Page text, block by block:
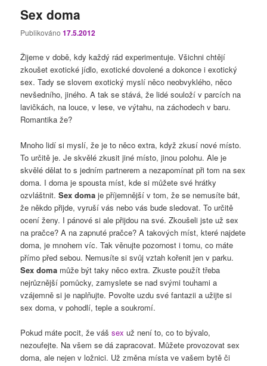
Sex doma
Publikováno17.5.2012
Žijeme v době, kdy každý rád experimentuje. Všichni chtějí
zkoušet exotické jídlo, exotické dovolené a dokonce i exotický
sex. Tady se slovem exotický myslí něco neobvyklého, něco
nevšedního, jiného. A tak se stává, že lidé souloží v parcích na
lavičkách, na louce, v lese, ve výtahu, na záchodech v baru.
Romantika že?
Mnoho lidí si myslí, že je to něco extra, když zkusí nové místo.
To určitě je. Je skvělé zkusit jiné místo, jinou polohu. Ale je
skvělé dělat to s jedním partnerem a nezapomínat při tom na sex
doma. I doma je spousta míst, kde si můžete své hrátky
ozvláštnit.Sex doma je příjemnější v tom, že se nemusíte bát,
že někdo přijde, vyruší vás nebo vás bude sledovat. To určitě
ocení ženy. I pánové si ale přijdou na své. Zkoušeli jste už sex
na pračce? A na zapnuté pračce? A takových míst, které najdete
doma, je mnohem víc. Tak věnujte pozornost i tomu, co máte
přímo před sebou. Nemusíte si svůj vztah kořenit jen v parku.
Sex doma může být taky něco extra. Zkuste použít třeba
nejrůznější pomůcky, zamyslete se nad svými touhami a
vzájemně si je naplňujte. Povolte uzdu své fantazii a užijte si
sex doma, v pohodlí, teple a soukromí.
Pokud máte pocit, že vášsex už není to, co to bývalo,
nezoufejte. Na všem se dá zapracovat. Můžete provozovat sex
doma, ale nejen v ložnici. Už změna místa ve vašem bytě či